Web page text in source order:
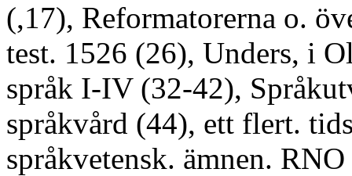
(,17), Reformatorerna o.
test. 1526 (26), Unders, i
språk I-IV (32-42),
språkvård (44), ett flert.
språkvetensk. ämnen. RNO